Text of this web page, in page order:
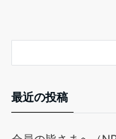
最近の投稿